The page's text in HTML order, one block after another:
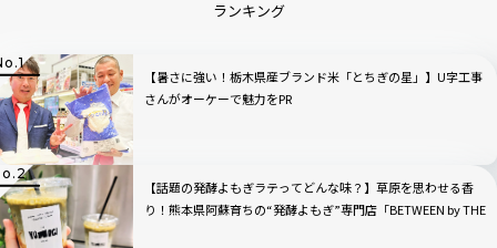
ランキング
【暑さに強い！栃木県産ブランド米「とちぎの星」】U字工事
さんがオーケーで魅力をPR
【話題の発酵よもぎラテってどんな味？】草原を思わせる香
り！熊本県阿蘇育ちの“発酵よもぎ”専門店「BETWEEN by THE